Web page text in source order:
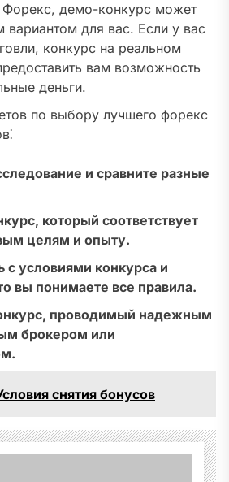
Форекс, демо-конкурс может
для вас. Если у вас
конкурс на реальном
вам возможность
деньги.
по выбору лучшего форекс
и сравните разные
который соответствует
целям и опыту.
с условиями конкурса и
вы понимаете все правила.
проводимый надежным
брокером или
снятия бонусов